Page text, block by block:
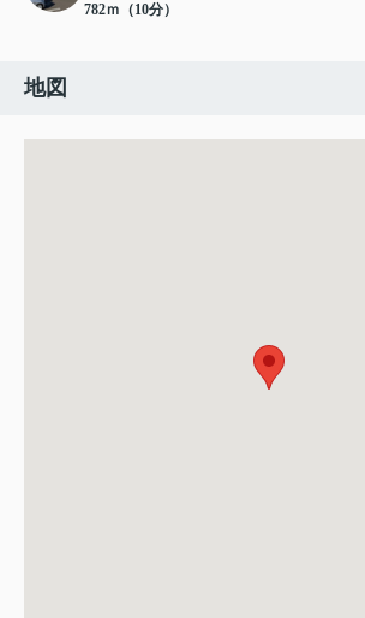
782ｍ（10分）
地図